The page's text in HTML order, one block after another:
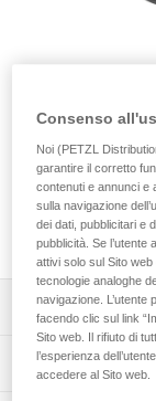
Chiodo da
Particolarmente
Descrizione
Rilievo del
colla.
Specifiche
Consenso
Noi (PETZL
garantire il corretto
contenuti e annunci e
sulla navigazione
dei dati, pubblicitari e
pubblicità. Se
attivi solo sul Sito
tecnologie analoghe
navigazione.
facendo clic sul link
Sito web. Il rifiuto di
l’esperienza
accedere al Sito web.